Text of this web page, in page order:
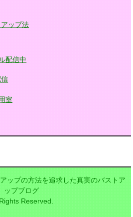
ップ法
配信中
室
ップの方法を追求した真実のバストア
ップブログ
Reserved.